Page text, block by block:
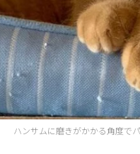
ハンサムに磨きがかかる角度で